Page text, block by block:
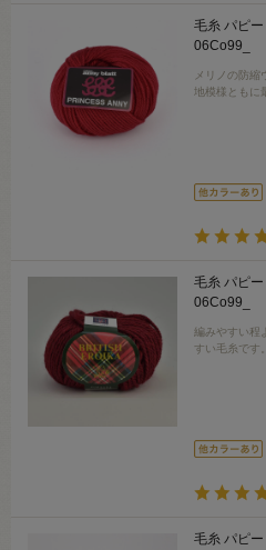
毛糸 パピ
06Co99_
メリノの防縮
地模様ともに
毛糸 パピ
06Co99_
編みやすい程
すい毛糸です。
毛糸 パピ